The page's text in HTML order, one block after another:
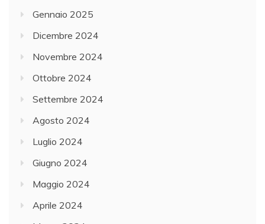
Gennaio 2025
Dicembre 2024
Novembre 2024
Ottobre 2024
Settembre 2024
Agosto 2024
Luglio 2024
Giugno 2024
Maggio 2024
Aprile 2024